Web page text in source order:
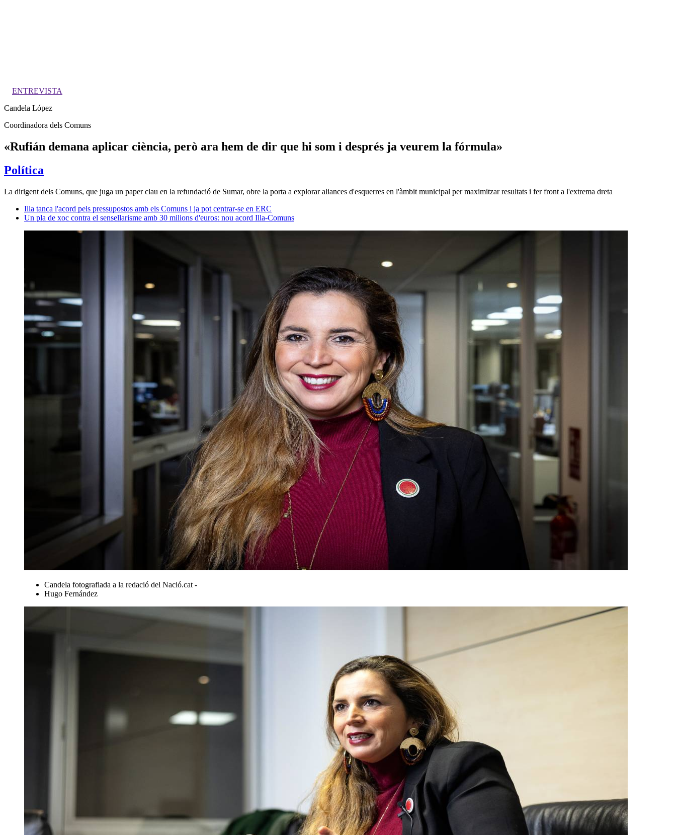
ENTREVISTA
Candela López
Coordinadora dels Comuns
«Rufián demana aplicar ciència, però ara hem de dir que hi som i després ja veurem la fórmula»
Política
La dirigent dels Comuns, que juga un paper clau en la refundació de Sumar, obre la porta a explorar aliances d'esquerres en l'àmbit municipal per maximitzar resultats i fer front a l'extrema dreta
Illa tanca l'acord pels pressupostos amb els Comuns i ja pot centrar-se en ERC
Un pla de xoc contra el sensellarisme amb 30 milions d'euros: nou acord Illa-Comuns
Candela fotografiada a la redació del Nació.cat -
Hugo Fernández